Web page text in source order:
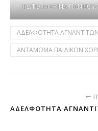
ΦΩΤΟ: ΜΑΡΙΝΑ
ΑΔΕΛΦΟΤΗΤΑ
ΑΝΤΑΜΩΜΑ ΠΑΙΔΙΚΩΝ
ΑΔΕΛΦΟΤΗΤΑ